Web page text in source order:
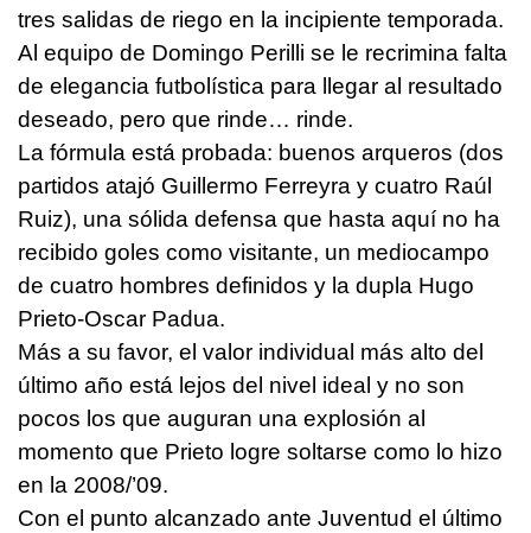
tres salidas de riego en la incipiente temporada.
Al equipo de Domingo Perilli se le recrimina falta
de elegancia futbolística para llegar al resultado
deseado, pero que rinde… rinde.
La fórmula está probada: buenos arqueros (dos
partidos atajó Guillermo Ferreyra y cuatro Raúl
Ruiz), una sólida defensa que hasta aquí no ha
recibido goles como visitante, un mediocampo
de cuatro hombres definidos y la dupla Hugo
Prieto-Oscar Padua.
Más a su favor, el valor individual más alto del
último año está lejos del nivel ideal y no son
pocos los que auguran una explosión al
momento que Prieto logre soltarse como lo hizo
en la 2008/’09.
Con el punto alcanzado ante Juventud el último